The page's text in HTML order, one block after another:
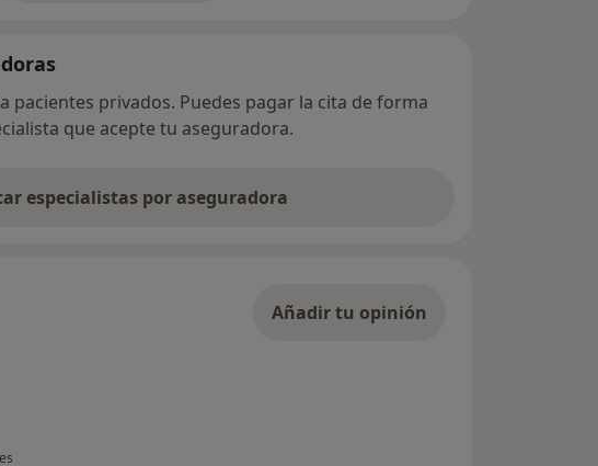
pacientes privados. Puedes pagar la cita de forma
que acepte tu aseguradora.
especialistas por aseguradora
Añadir tu opinión